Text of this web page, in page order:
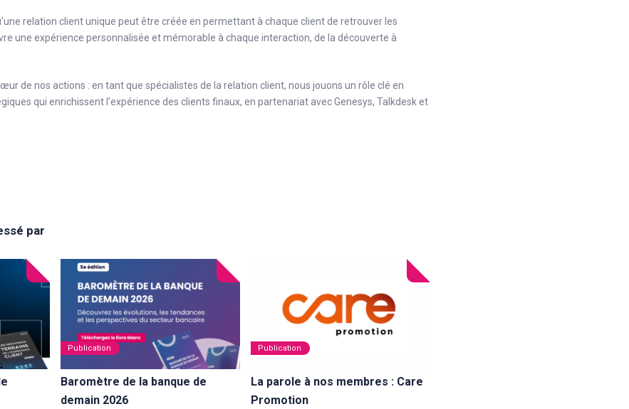
relation client unique peut être créée en permettant à chaque client de retrouver les
une expérience personnalisée et mémorable à chaque interaction, de la découverte à
de nos actions : en tant que spécialistes de la relation client, nous jouons un rôle clé en
qui enrichissent l'expérience des clients finaux, en partenariat avec Genesys, Talkdesk et
par
Publication
Baromètre de la banque de
demain 2026
Publication
La parole à nos membres : Care
Promotion